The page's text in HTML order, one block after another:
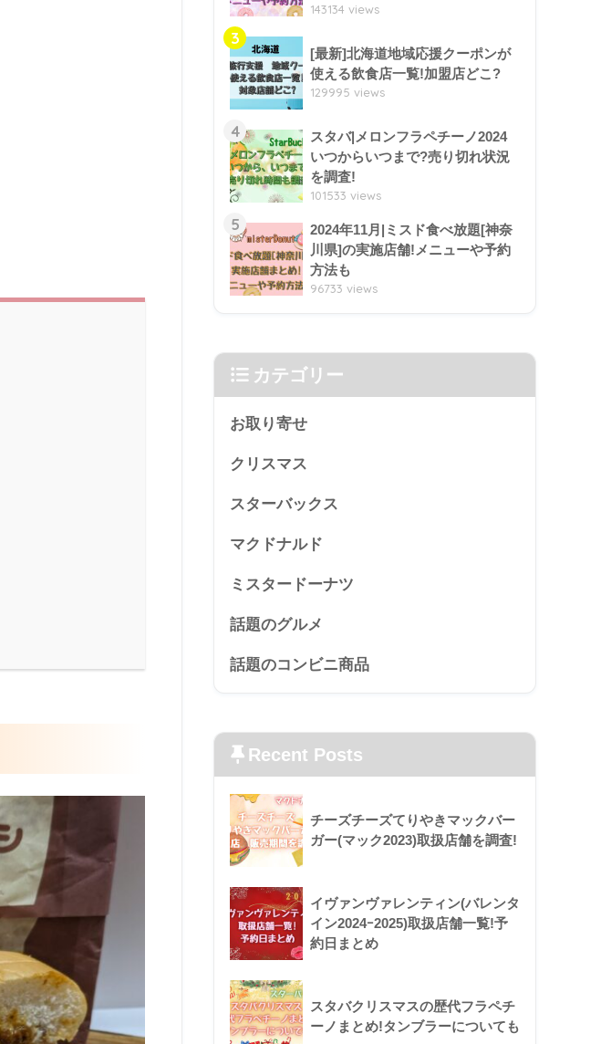
143134 views
3
[最新]北海道地域応援クーポンが
使える飲食店一覧!加盟店どこ?
129995 views
4
スタバ|メロンフラペチーノ2024
いつからいつまで?売り切れ状況
を調査!
101533 views
5
2024年11月|ミスド食べ放題[神奈
川県]の実施店舗!メニューや予約
方法も
96733 views
カテゴリー
お取り寄せ
クリスマス
スターバックス
マクドナルド
ミスタードーナツ
話題のグルメ
話題のコンビニ商品
Recent Posts
チーズチーズてりやきマックバー
ガー(マック2023)取扱店舗を調査!
イヴァンヴァレンティン(バレンタ
イン2024ｰ2025)取扱店舗一覧!予
約日まとめ
スタバクリスマスの歴代フラペチ
ーノまとめ!タンブラーについても